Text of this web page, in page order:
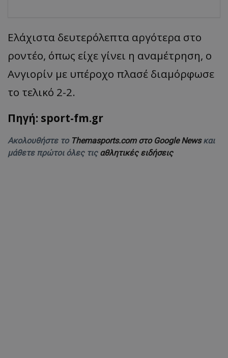
Ελάχιστα δευτερόλεπτα αργότερα στο
ροντέο, όπως είχε γίνει η αναμέτρηση, ο
Ανγιορίν με υπέροχο πλασέ διαμόρφωσε
το τελικό 2-2.
Πηγή: sport-fm.gr
Ακολουθήστε το Themasports.com στο Google Newsκαι
μάθετε πρώτοι όλες τις αθλητικές ειδήσεις